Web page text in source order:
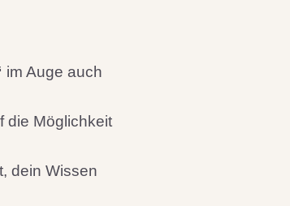
im Auge auch
die Möglichkeit
dein Wissen